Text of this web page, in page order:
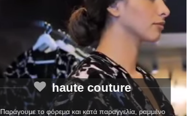
haute couture
Παράγουμε το φόρεμα και κατά παραγγελία, ραμμένο